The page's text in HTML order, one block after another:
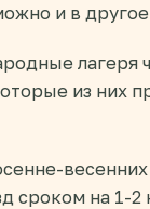
и в
лагеря
из них
сроком на 1-2